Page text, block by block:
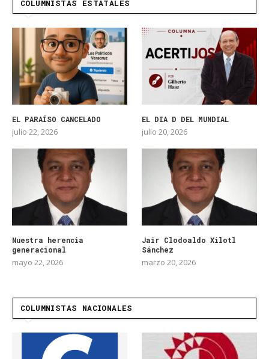
COLUMNISTAS ESTATALES
EL PARAÍSO CANCELADO
julio 22, 2026
EL DIA D DEL MUNDIAL
julio 20, 2026
Nuestra herencia
generacional
mayo 22, 2026
Jair Clodoaldo Xilotl
Sánchez
marzo 20, 2026
COLUMNISTAS NACIONALES